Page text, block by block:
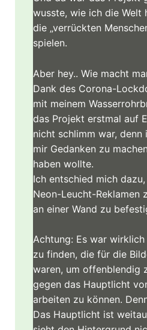
wusste, wie ich die Welt
die „verrückten
spielen.
Aber hey.. Wie macht
Dank des Corona-
mit meinem
das Projekt erstmal auf
nicht schlimm war,
mir Gedanken zu
haben wollte.
Ich entschied mich
Neon-Leucht-Reklamen
an einer Wand zu
Achtung: Es war wirklich
zu finden, die für die
waren, um offenblendig
gegen das Hauptlicht
arbeiten zu können.
Das Hauptlicht ist